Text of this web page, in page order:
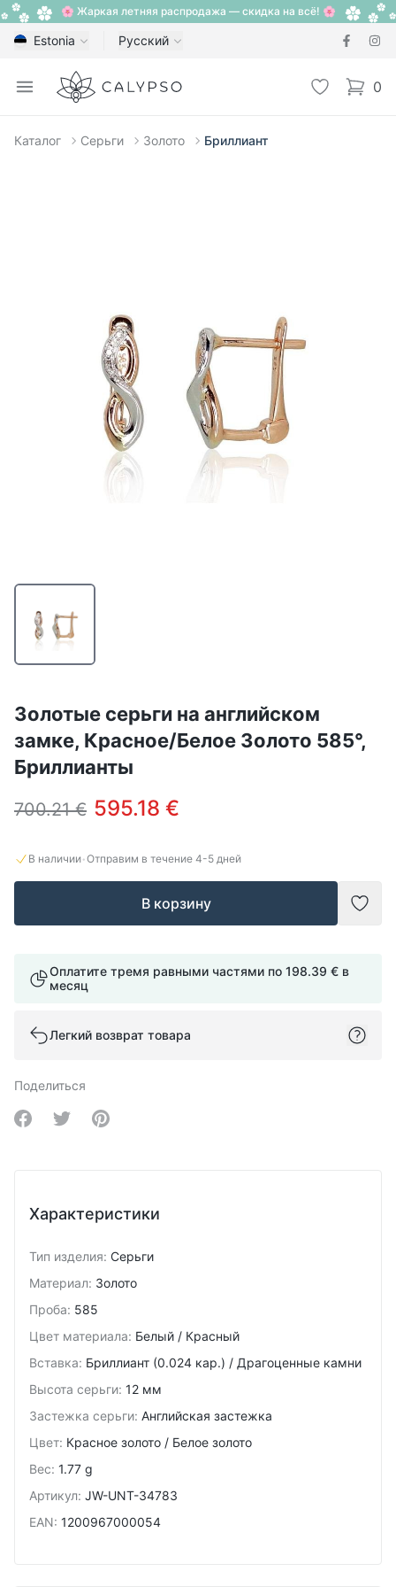
🌸 Жаркая летняя распродажа — скидка на всё! 🌸
Estonia Русский
Open menu
Calypso Избранное
0
items
Каталог Серьги Золото Бриллиант
Золотые серьги на английском
замке, Красное/Белое Золото 585°,
Бриллианты
700.21 € 595.18 €
В наличии·Отправим в течение 4-5 дней
В корзину
Оплатите тремя равными частями по 198.39 € в
месяц
Легкий возврат товара
Поделиться
Share on Facebook
Share on Twitter
Share on Pinterest
Характеристики
Тип изделия: Серьги
Материал: Золото
Проба: 585
Цвет материала: Белый / Красный
Вставка: Бриллиант (0.024 кар.) / Драгоценные камни
Высота серьги: 12 мм
Застежка серьги: Английская застежка
Цвет: Красное золото / Белое золото
Вес: 1.77 g
Артикул: JW-UNT-34783
EAN: 1200967000054